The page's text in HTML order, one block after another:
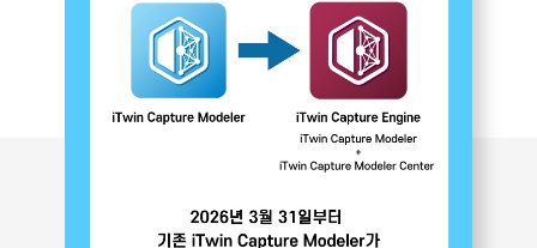
VIEW MORE
BUSINESS